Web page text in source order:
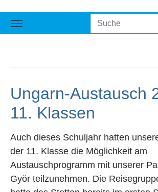
Ungarn-Austausch
11. Klassen
Auch dieses Schuljahr hatten
der 11. Klasse die Möglichkeit am
Austauschprogramm mit unserer
Györ teilzunehmen. Die